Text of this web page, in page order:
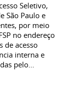
Seletivo,
São Paulo e
por meio
no endereço
de acesso
interna e
pelo...